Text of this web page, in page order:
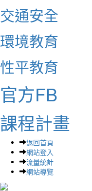
交通安全
環境教育
性平教育
官方FB
課程計畫
返回首頁
網站登入
流量統計
網站導覽